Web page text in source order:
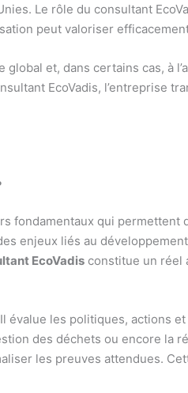
Le rôle du consultant
peut valoriser
global et, dans certains cas,
EcoVadis,
fondamentaux qui
enjeux liés au
EcoVadis constitue un réel
évalue les politiques, actions
des déchets ou encore la
les preuves attendues.